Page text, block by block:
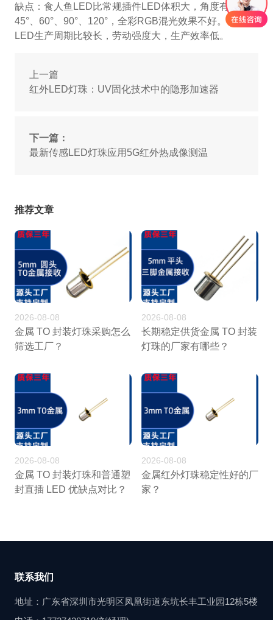
缺点：食人鱼LED比常规插件LED体积大，角度有30°、
45°、60°、90°、120°，全彩RGB混光效果不好。食人鱼
LED生产周期比较长，劳动强度大，生产效率低。
上一篇
红外LED灯珠：UV固化技术中的隐形加速器
下一篇：
最新传感LED灯珠应用5G红外热成像测温
推荐文章
2026-08-08
金属 TO 封装灯珠采购怎么
筛选工厂？
2026-08-08
长期稳定供货金属 TO 封装
灯珠的厂家有哪些？
2026-08-08
金属 TO 封装灯珠和普通塑
封直插 LED 优缺点对比？
2026-08-08
金属红外灯珠稳定性好的厂
家？
联系我们
地址：广东省深圳市光明区凤凰街道东坑长丰工业园12栋5楼